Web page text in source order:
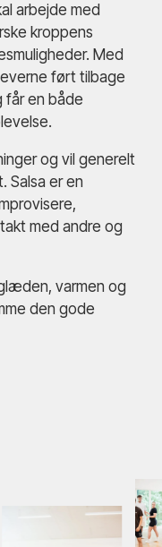
arbejde med
kroppens
Med
ført tilbage
får en både
og vil generelt
Salsa er en
med andre og
varmen og
den gode